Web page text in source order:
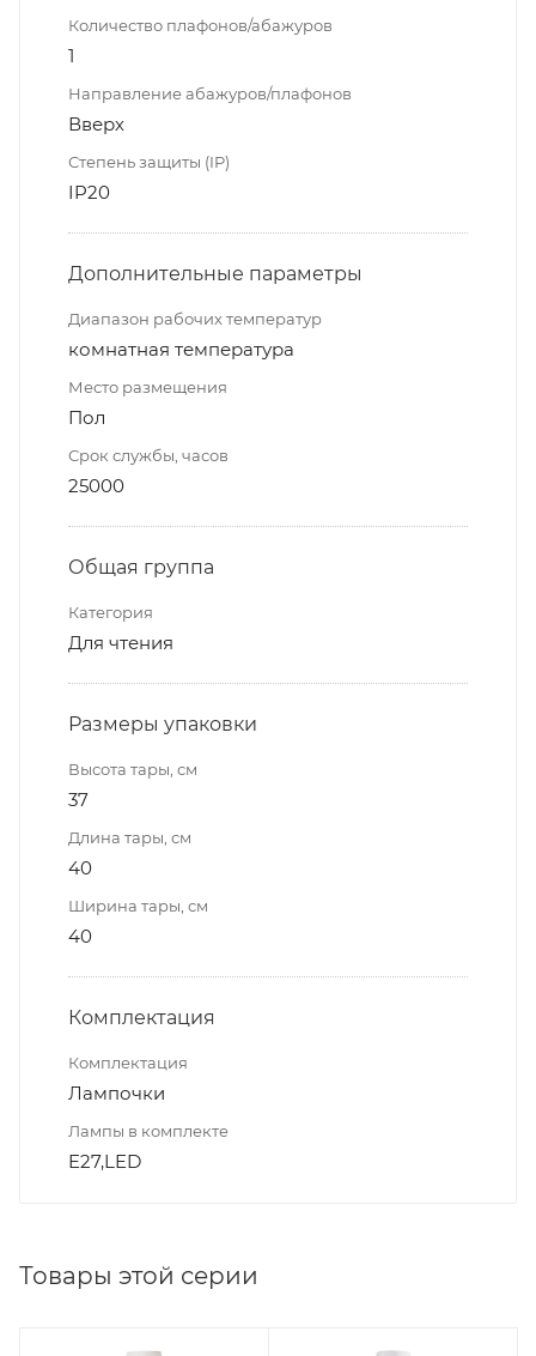
Количество плафонов/абажуров
1
Направление абажуров/плафонов
Вверх
Степень защиты (IP)
IP20
Дополнительные параметры
Диапазон рабочих температур
комнатная температура
Место размещения
Пол
Срок службы, часов
25000
Общая группа
Категория
Для чтения
Размеры упаковки
Высота тары, см
37
Длина тары, см
40
Ширина тары, см
40
Комплектация
Комплектация
Лампочки
Лампы в комплекте
E27,LED
Товары этой серии